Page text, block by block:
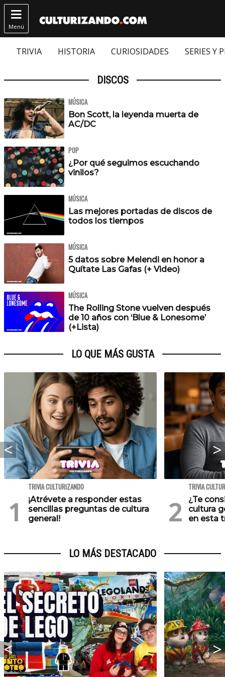

Menú
TRIVIA HISTORIA CURIOSIDADES SERIES Y
DISCOS
MÚSICA
Bon Scott, la leyenda muerta de
AC/DC
POP
¿Por qué seguimos escuchando
vinilos?
MÚSICA
Las mejores portadas de discos de
todos los tiempos
MÚSICA
5 datos sobre Melendi en honor a
Quítate Las Gafas (+ Video)
MÚSICA
The Rolling Stone vuelven después
de 10 años con ‘Blue & Lonesome’
(+Lista)
LO QUE MÁS GUSTA
TRIVIA CULTURIZANDO
¡Atrévete a responder estas
sencillas preguntas de cultura
general!
TRIVIA
¿Te
cultura
en esta
LO MÁS DESTACADO